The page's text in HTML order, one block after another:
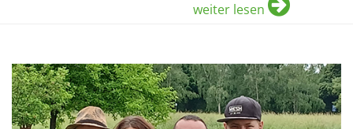
weiter lesen